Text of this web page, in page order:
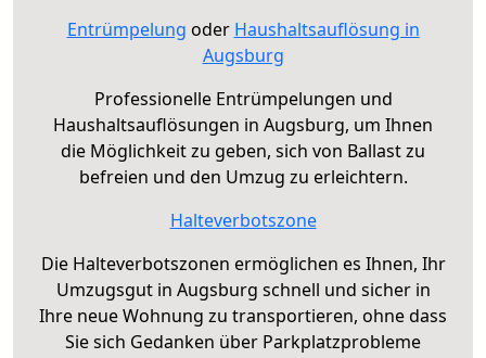
Entrümpelung oder Haushaltsauflösung in
Augsburg
Professionelle Entrümpelungen und
Haushaltsauflösungen in Augsburg, um Ihnen
die Möglichkeit zu geben, sich von Ballast zu
befreien und den Umzug zu erleichtern.
Halteverbotszone
Die Halteverbotszonen ermöglichen es Ihnen, Ihr
Umzugsgut in Augsburg schnell und sicher in
Ihre neue Wohnung zu transportieren, ohne dass
Sie sich Gedanken über Parkplatzprobleme